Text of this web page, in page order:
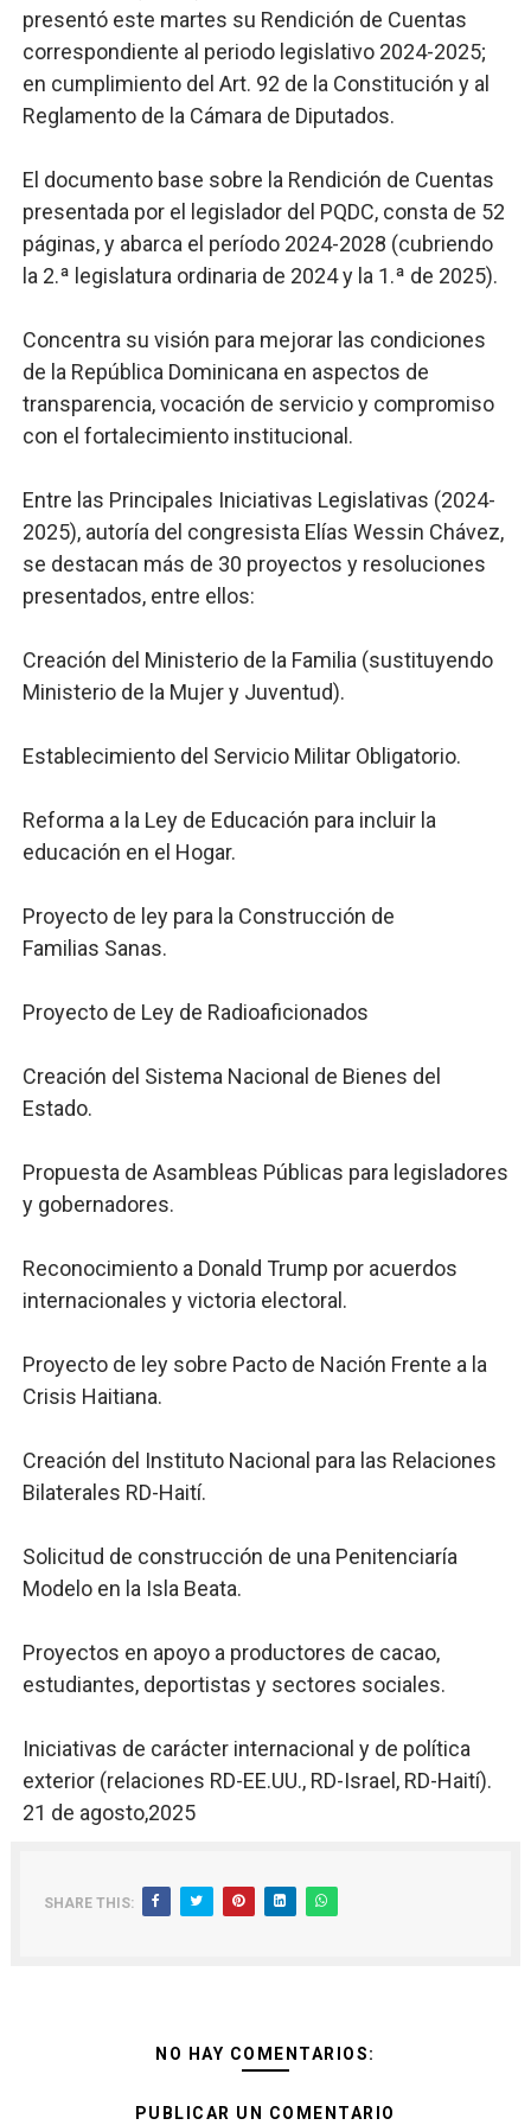
SNS y el SRSO actualizan Manual de Comunicación
Osiris de León responde a Roberto Tineo y a Yeisy
Operativo interagencial frena delitos ambientales y
-Propeep y Gestión Presidencial encabezan entrega
presentó este martes su Rendición de Cuentas
correspondiente al periodo legislativo 2024-2025;
en cumplimiento del Art. 92 de la Constitución y al
Reglamento de la Cámara de Diputados.
El documento base sobre la Rendición de Cuentas
presentada por el legislador del PQDC, consta de 52
páginas, y abarca el período 2024-2028 (cubriendo
la 2.ª legislatura ordinaria de 2024 y la 1.ª de 2025).
Concentra su visión para mejorar las condiciones
de la República Dominicana en aspectos de
transparencia, vocación de servicio y compromiso
con el fortalecimiento institucional.
Entre las Principales Iniciativas Legislativas (2024-
2025), autoría del congresista Elías Wessin Chávez,
se destacan más de 30 proyectos y resoluciones
presentados, entre ellos:
Creación del Ministerio de la Familia (sustituyendo
Ministerio de la Mujer y Juventud).
Establecimiento del Servicio Militar Obligatorio.
Reforma a la Ley de Educación para incluir la
educación en el Hogar.
Proyecto de ley para la Construcción de
Familias Sanas.
Proyecto de Ley de Radioaficionados
Creación del Sistema Nacional de Bienes del
Estado.
Propuesta de Asambleas Públicas para legisladores
y gobernadores.
Reconocimiento a Donald Trump por acuerdos
internacionales y victoria electoral.
Proyecto de ley sobre Pacto de Nación Frente a la
Crisis Haitiana.
Creación del Instituto Nacional para las Relaciones
Bilaterales RD-Haití.
Solicitud de construcción de una Penitenciaría
Modelo en la Isla Beata.
Proyectos en apoyo a productores de cacao,
estudiantes, deportistas y sectores sociales.
Iniciativas de carácter internacional y de política
exterior (relaciones RD-EE.UU., RD-Israel, RD-Haití).
21 de agosto,2025
SHARE THIS:
NO HAY COMENTARIOS:
PUBLICAR UN COMENTARIO